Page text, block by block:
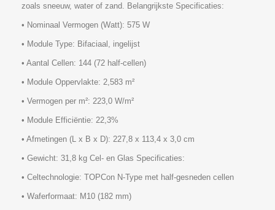
zoals sneeuw, water of zand. Belangrijkste Specificaties:
• Nominaal Vermogen (Watt): 575 W
• Module Type: Bifaciaal, ingelijst
• Aantal Cellen: 144 (72 half-cellen)
• Module Oppervlakte: 2,583 m²
• Vermogen per m²: 223,0 W/m²
• Module Efficiëntie: 22,3%
• Afmetingen (L x B x D): 227,8 x 113,4 x 3,0 cm
• Gewicht: 31,8 kg Cel- en Glas Specificaties:
• Celtechnologie: TOPCon N-Type met half-gesneden cellen
• Waferformaat: M10 (182 mm)